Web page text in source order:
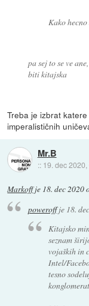
Kako hecno
pa sej to se ve
biti kitajska
Treba je izbrat
imperalističnih
Mr.B
:: 19. dec 2020,
Markoffje 18. dec 2020
poweroffje 18.
Kitajsko
seznam
vojaških in
Intel/
tesno